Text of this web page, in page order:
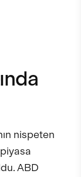
nispeten
ABD